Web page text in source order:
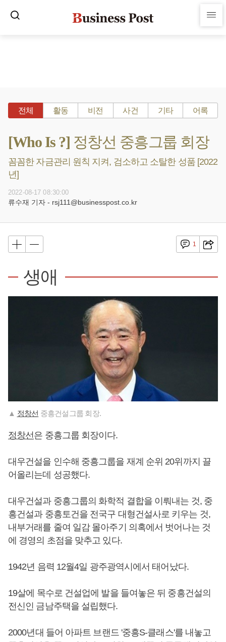
전체 활동 비전 사건 기타 어록
[Who Is ?] 정창선 중흥그룹 회장
꼼꼼한 자금관리 원칙 지켜, 검소하고 소탈한 성품 [2022
년]
2022-08-17 08:30:00
류수재 기자 - rsj111@businesspost.co.kr
1
생애
▲ 정창선 중흥건설그룹 회장.
정창선은 중흥그룹 회장이다.
대우건설을 인수해 중흥그룹을 재계 순위 20위까지 끌
어올리는데 성공했다.
대우건설과 중흥그룹의 화학적 결합을 이뤄내는 것, 중
흥건설과 중흥토건을 전국구 대형건설사로 키우는 것,
내부거래를 줄여 일감 몰아주기 의혹에서 벗어나는 것
에 경영의 초점을 맞추고 있다.
1942년 음력 12월4일 광주광역시에서 태어났다.
19살에 목수로 건설업에 발을 들여놓은 뒤 중흥건설의
전신인 금남주택을 설립했다.
2000년대 들어 아파트 브랜드 '중흥S-클래스'를 내놓고